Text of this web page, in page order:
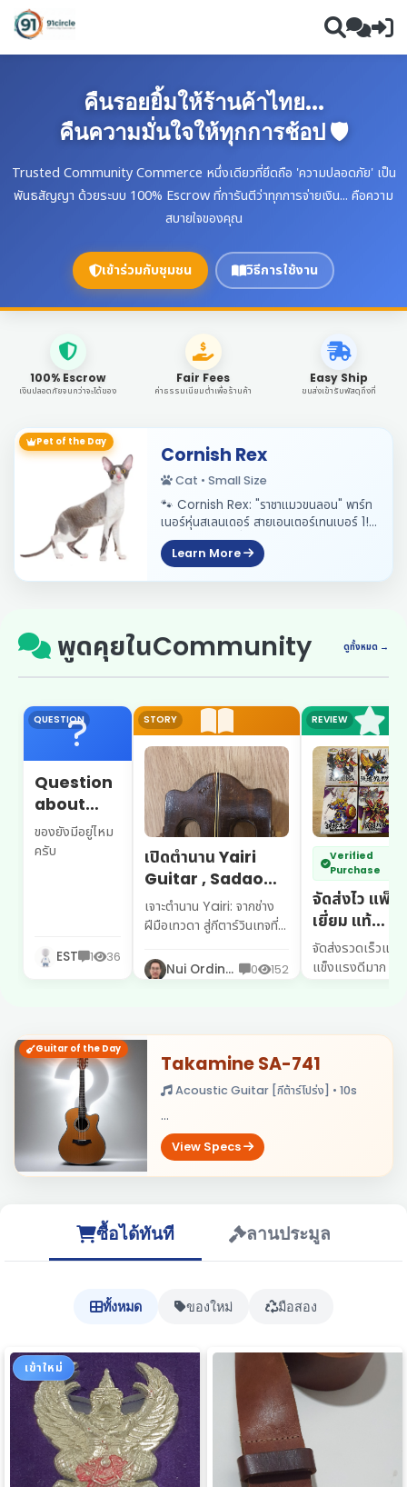
คืนรอยยิ้มให้ร้านค้าไทย...
คืนความมั่นใจให้ทุกการช้อป 🛡️
Trusted Community Commerce หนึ่งเดียวที่ยึดถือ 'ความปลอดภัย' เป็น
พันธสัญญา ด้วยระบบ 100% Escrow ที่การันตีว่าทุกการจ่ายเงิน... คือความ
สบายใจของคุณ
เข้าร่วมกับชุมชน วิธีการใช้งาน
100% Escrow
เงินปลอดภัยจนกว่าจะได้ของ
Fair Fees
ค่าธรรมเนียมต่ำเพื่อร้านค้า
Easy Ship
ขนส่งเข้ารับพัสดุถึงที่
Pet of the Day
Cornish Rex
Cat • Small Size
🐾 Cornish Rex: "ราชาแมวขนลอน" พาร์ท
เนอร์หุ่นสเลนเดอร์ สายเอนเตอร์เทนเบอร์ 1!
🐱👑 สวัสดีค่ะเพื่อนๆ ชาว 91Circle Pet
Hub! วันนี้เราจะพาทุกคนไปพบกับแมวที่มี
Learn More
พูดคุยในCommunity ดูทั้งหมด →
QUESTION
Question
about
นาฬิกา
imoo z7
ของยังมีอยู่ไหม
ครับ
EST 1 36
STORY
เปิดตำนาน Yairi
Guitar , Sadao
Yairi , S.Yairi
เจาะตำนาน Yairi: จากช่าง
ฝีมือเทวดา สู่กีตาร์วินเทจที่
🇯🇵 ...
Nui Ordinaryman 0 152
REVIEW
Verified
Purchase
จัดส่งไว แพ็ค
เยี่ยม แท้
แน่นอน100%
จัดส่งรวดเร็วแพ็
แข็งแรงดีมาก
Guitar of the Day
Takamine SA-741
Acoustic Guitar [กีต้าร์โปร่ง] • 10s
...
View Specs
ซื้อได้ทันที ลานประมูล
ทั้งหมด ของใหม่ มือสอง
เข้าใหม่